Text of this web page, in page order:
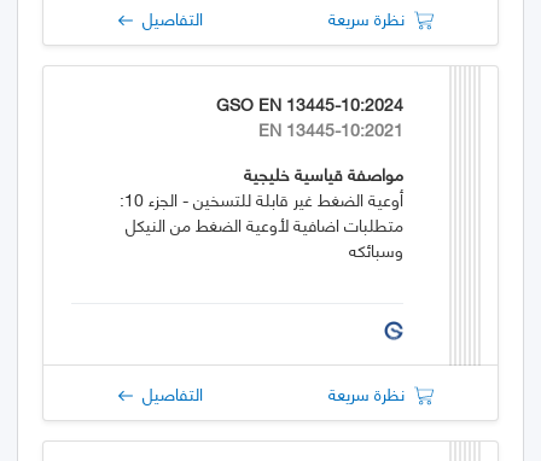
نظرة سريعة التفاصيل
GSO EN 13445-10:2024
EN 13445-10:2021
مواصفة قياسية خليجية
أوعية الضغط غير قابلة للتسخين - الجزء 10:
متطلبات اضافية لأوعية الضغط من النيكل
وسبائكه
نظرة سريعة التفاصيل